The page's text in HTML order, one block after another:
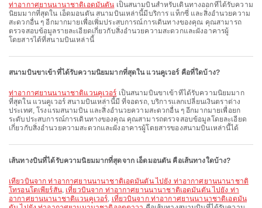
ท่าอากาศยานนานาชาติเอดมันตัน เป็นสนามบินสำหรับเดินทางออกที่ได้รับความ
นิยมมากที่สุดใน เอ็ดมอนตัน สนามบินเหล่านี้มีบริการ แท็กซี่ และสิ่งอำนวยความ
สะดวกอื่น ๆ อีกมากมายเพื่อเพิ่มประสบการณ์การเดินทางของคุณ คุณสามารถ
ตรวจสอบข้อมูลรายละเอียดเกี่ยวกับสิ่งอำนวยความสะดวกและผังอาคารผู้
โดยสารได้ที่สนามบินเหล่านี้
สนามบินขาเข้าที่ได้รับความนิยมมากที่สุดใน แวนคูเวอร์ คือที่ใดบ้าง?
ท่าอากาศยานนานาชาติแวนคูเวอร์ เป็นสนามบินขาเข้าที่ได้รับความนิยมมาก
ที่สุดใน แวนคูเวอร์ สนามบินเหล่านี้มี ที่จอดรถ, บริการแลกเปลี่ยนเงินตราต่าง
ประเทศ, โรงแรมสนามบิน และสิ่งอำนวยความสะดวกอื่น ๆ อีกมากมายเพื่อยก
ระดับประสบการณ์การเดินทางของคุณ คุณสามารถตรวจสอบข้อมูลโดยละเอียด
เกี่ยวกับสิ่งอำนวยความสะดวกและผังอาคารผู้โดยสารของสนามบินเหล่านี้ได้
เส้นทางบินที่ได้รับความนิยมมากที่สุดจาก เอ็ดมอนตัน คือเส้นทางใดบ้าง?
เที่ยวบินจาก ท่าอากาศยานนานาชาติเอดมันตัน ไปยัง ท่าอากาศยานนานาชาติ
โทรอนโตเพียร์สัน, เที่ยวบินจาก ท่าอากาศยานนานาชาติเอดมันตัน ไปยัง ท่า
อากาศยานนานาชาติแวนคูเวอร์, เที่ยวบินจาก ท่าอากาศยานนานาชาติเอดมัน